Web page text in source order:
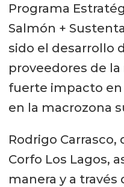
Programa
Salmón +
sido el desarrollo
proveedores de
fuerte impacto
en la macrozona
Rodrigo
Corfo Los Lagos,
manera y a través